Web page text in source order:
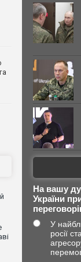
На вашу
України
У
росії